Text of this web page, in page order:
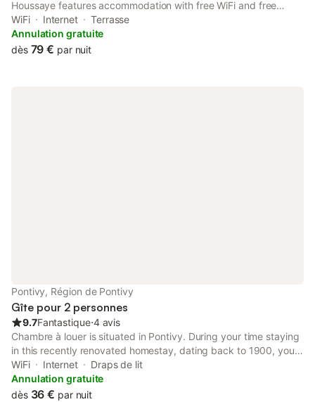
Houssaye features accommodation with free WiFi and free
private parking. The property is non-smoking and is set 8.9 km
from Rimaison Golf Course.
WiFi Internet
Terrasse
Annulation gratuite
dès 79 € par nuit
Pontivy, Région de Pontivy
Gîte pour 2 personnes
9.7Fantastique⋅4 avis
Chambre à louer is situated in Pontivy. During your time staying
in this recently renovated homestay, dating back to 1900, you
will have access to free WiFi. The property is non-smoking and
is located 10 km from Rimaison Golf Course.
WiFi Internet
Draps de lit
Annulation gratuite
dès 36 € par nuit